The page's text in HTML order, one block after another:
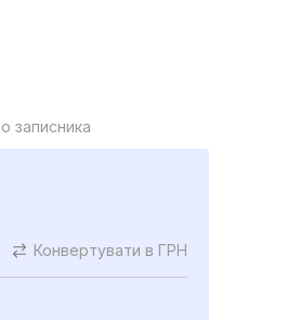
записника
Конвертувати в ГРН